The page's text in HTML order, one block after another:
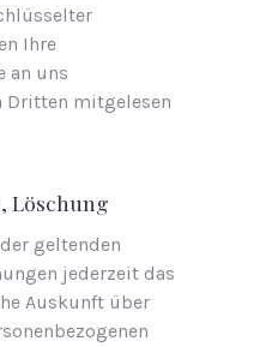
Ihre
an uns
mitgelesen
Löschung
geltenden
jederzeit das
Auskunft über